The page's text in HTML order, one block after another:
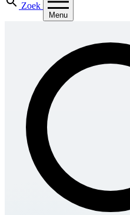
Zoek
Menu